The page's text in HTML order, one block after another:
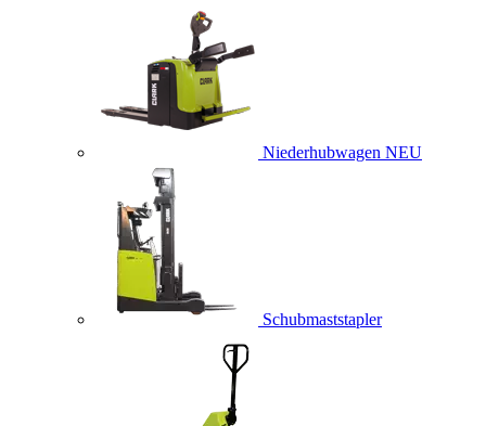
Niederhubwagen NEU
Schubmaststapler